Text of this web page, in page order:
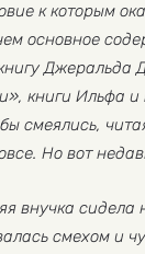
к которым
основное
Джеральда
книги Ильфа
смеялись,
Но вот
внучка сидела
смехом и